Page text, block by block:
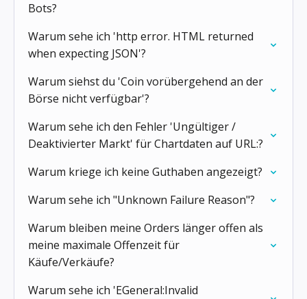
Bots?
Warum sehe ich 'http error. HTML returned
when expecting JSON'?
Warum siehst du 'Coin vorübergehend an der
Börse nicht verfügbar'?
Warum sehe ich den Fehler 'Ungültiger /
Deaktivierter Markt' für Chartdaten auf URL:?
Warum kriege ich keine Guthaben angezeigt?
Warum sehe ich "Unknown Failure Reason"?
Warum bleiben meine Orders länger offen als
meine maximale Offenzeit für
Käufe/Verkäufe?
Warum sehe ich 'EGeneral:Invalid